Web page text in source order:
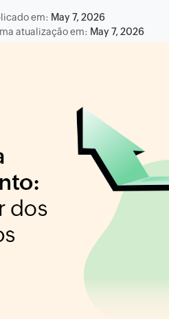
em: May 7, 2026
atualização em: May 7, 2026